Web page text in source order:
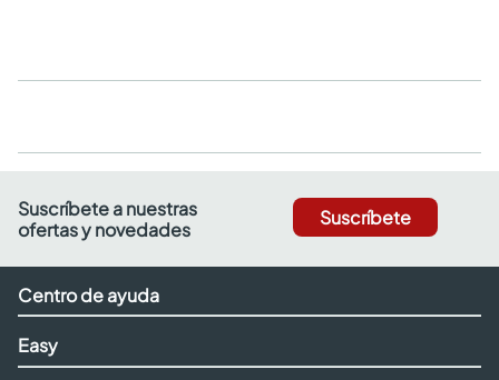
Suscríbete a nuestras
ofertas y novedades
Suscríbete
Centro de ayuda
Easy